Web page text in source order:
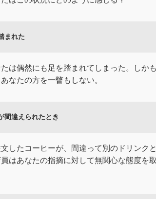
まれた
は偶然にも足を踏まれてしまった。しか
なたの方を一瞥もしない。
間違えられたとき
したコーヒーが、間違って別のドリンク
はあなたの指摘に対して無関心な態度を